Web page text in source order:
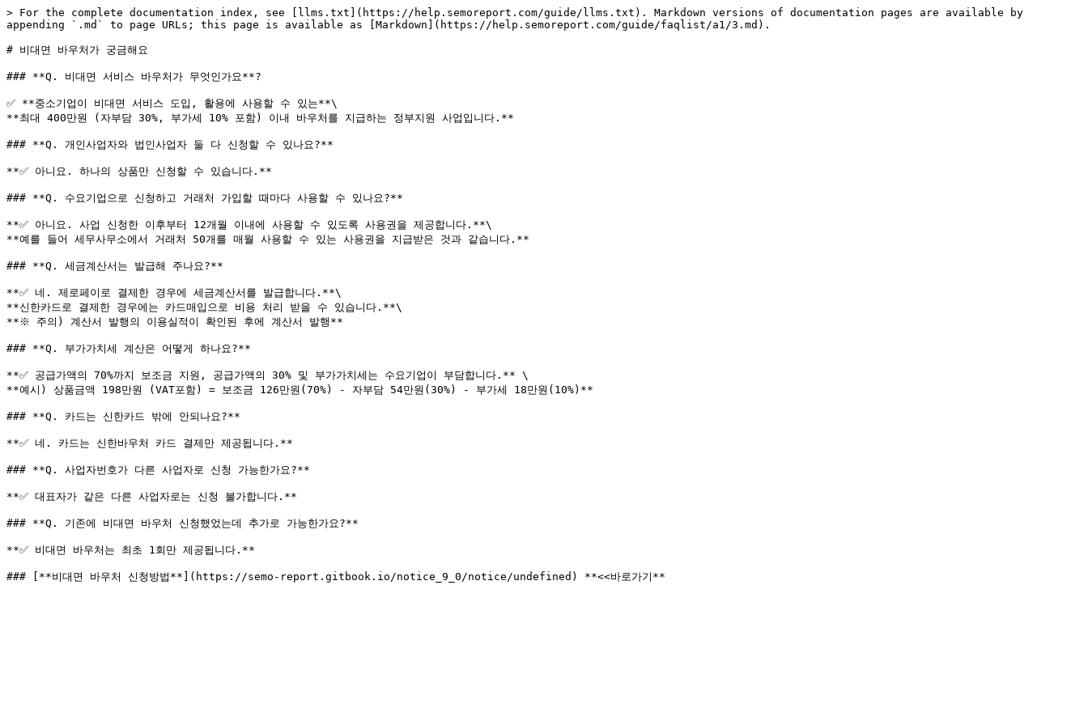
> For the complete documentation index, see [llms.txt](https://help.semoreport.com/guide/llms.txt). Markdown versions of documentation pages are available by
appending `.md` to page URLs; this page is available as [Markdown](https://help.semoreport.com/guide/faqlist/a1/3.md).
# 비대면 바우처가 궁금해요
### **Q. 비대면 서비스 바우처가 무엇인가요**?
✅ **중소기업이 비대면 서비스 도입, 활용에 사용할 수 있는**\
**최대 400만원 (자부담 30%, 부가세 10% 포함) 이내 바우처를 지급하는 정부지원 사업입니다.**
### **Q. 개인사업자와 법인사업자 둘 다 신청할 수 있나요?**
**✅ 아니요. 하나의 상품만 신청할 수 있습니다.**
### **Q. 수요기업으로 신청하고 거래처 가입할 때마다 사용할 수 있나요?**
**✅ 아니요. 사업 신청한 이후부터 12개월 이내에 사용할 수 있도록 사용권을 제공합니다.**\
**예를 들어 세무사무소에서 거래처 50개를 매월 사용할 수 있는 사용권을 지급받은 것과 같습니다.**
### **Q. 세금계산서는 발급해 주나요?**
**✅ 네. 제로페이로 결제한 경우에 세금계산서를 발급합니다.**\
**신한카드로 결제한 경우에는 카드매입으로 비용 처리 받을 수 있습니다.**\
**※ 주의) 계산서 발행의 이용실적이 확인된 후에 계산서 발행**
### **Q. 부가가치세 계산은 어떻게 하나요?**
**✅ 공급가액의 70%까지 보조금 지원, 공급가액의 30% 및 부가가치세는 수요기업이 부담합니다.** \
**예시) 상품금액 198만원 (VAT포함) = 보조금 126만원(70%) - 자부담 54만원(30%) - 부가세 18만원(10%)**
### **Q. 카드는 신한카드 밖에 안되나요?**
**✅ 네. 카드는 신한바우처 카드 결제만 제공됩니다.**
### **Q. 사업자번호가 다른 사업자로 신청 가능한가요?**
**✅ 대표자가 같은 다른 사업자로는 신청 불가합니다.**
### **Q. 기존에 비대면 바우처 신청했었는데 추가로 가능한가요?**
**✅ 비대면 바우처는 최초 1회만 제공됩니다.**